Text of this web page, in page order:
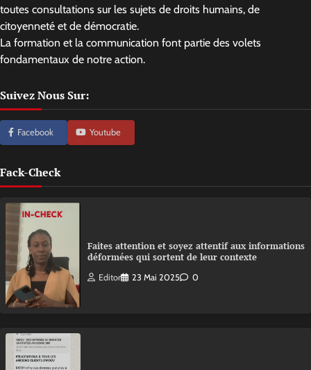
toutes consultations sur les sujets de droits humains, de
citoyenneté et de démocratie.
La formation et la communication font partie des volets
fondamentaux de notre action.
Suivez Nous Sur:
Facebook Youtube
Fack-Check
Faites attention et soyez attentif aux informations
déformées qui sortent de leur contexte
Editor 23 Mai 2025 0